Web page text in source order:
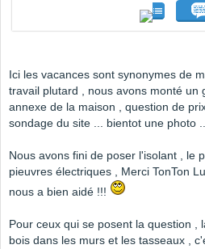
Ici les vacances sont synonymes de
travail plutard , nous avons monté un
annexe de la maison , question de
sondage du site ... bientot une photo ..
Nous avons fini de poser l'isolant , le
pieuvres électriques , Merci TonTon
nous a bien aidé !!!
Pour ceux qui se posent la question ,
bois dans les murs et les tasseaux ,